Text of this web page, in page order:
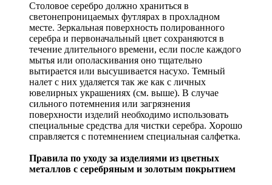
Столовое серебро должно храниться в
светонепроницаемых футлярах в прохладном
месте. Зеркальная поверхность полированного
серебра и первоначальный цвет сохраняются в
течение длительного времени, если после каждого
мытья или ополаскивания оно тщательно
вытирается или высушивается насухо. Темный
налет с них удаляется так же как с личных
ювелирных украшениях (см. выше). В случае
сильного потемнения или загрязнения
поверхности изделий необходимо использовать
специальные средства для чистки серебра. Хорошо
справляется с потемнением специальная салфетка.
Правила по уходу за изделиями из цветных
металлов с серебряным и золотым покрытием